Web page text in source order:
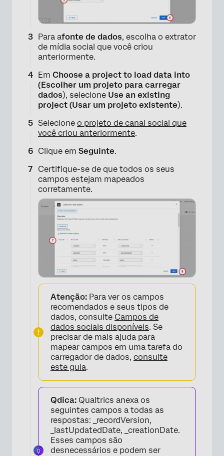
×
Para afonte de dados, escolha o extrator
de mídia social que você criou
anteriormente.
Em Choose a project to load data into
(Escolher um projeto para carregar
dados), selecione Use an existing
project (Usar um projeto existente).
Selecione o projeto de canal social que
você criou anteriormente.
Clique em Seguinte.
Certifique-se de que todos os seus
campos estejam mapeados
corretamente.
Atenção: Para ver os campos
recomendados e seus tipos de
dados, consulte Campos de
dados sociais disponíveis. Se
precisar de mais ajuda para
mapear campos em uma tarefa do
carregador de dados, consulte
este guia.
Qdica: Qualtrics anexa os
seguintes campos a todas as
respostas: _recordVersion,
_lastUpdatedDate, _creationDate.
Esses campos são
desnecessários e podem ser